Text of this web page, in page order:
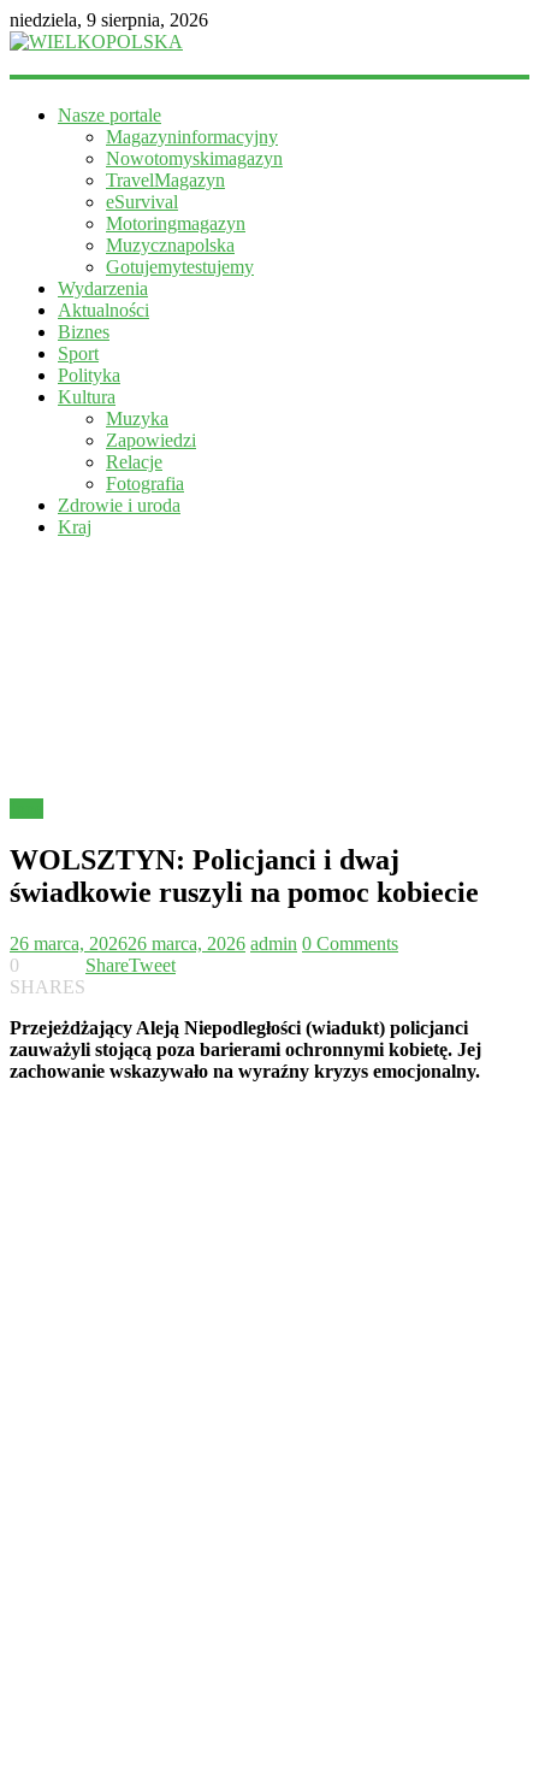
niedziela, 9 sierpnia, 2026
WIELKOPOLSKA
informacyjny
Nasze portale
Magazyninformacyjny
Nowotomyskimagazyn
TravelMagazyn
eSurvival
Motoringmagazyn
Muzycznapolska
Gotujemytestujemy
Wydarzenia
Aktualności
Biznes
Sport
Polityka
Kultura
Muzyka
Zapowiedzi
Relacje
Fotografia
Zdrowie i uroda
Kraj
WOLSZTYN: Policjanci i dwaj
świadkowie ruszyli na pomoc kobiecie
26 marca, 202626 marca, 2026 admin 0 Comments
0
SHARES
ShareTweet
Przejeżdżający Aleją Niepodległości (wiadukt) policjanci
zauważyli stojącą poza barierami ochronnymi kobietę. Jej
zachowanie wskazywało na wyraźny kryzys emocjonalny.